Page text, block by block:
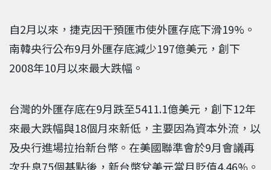
自2月以來，捷克因干預匯市使外匯存底下滑19%。
南韓央行公布9月外匯存底減少197億美元，創下
2008年10月以來最大跌幅。
台灣的外匯存底在9月跌至5411.1億美元，創下12年
來最大跌幅與18個月來新低，主要因為資本外流，以
及央行進場拉抬新台幣。在美國聯準會於9月會議再
次升息75個基點後，新台幣兌美元當月貶值4.46%。